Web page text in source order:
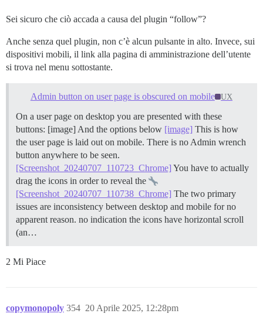
Sei sicuro che ciò accada a causa del plugin “follow”?
Anche senza quel plugin, non c’è alcun pulsante in alto. Invece, sui
dispositivi mobili, il link alla pagina di amministrazione dell’utente
si trova nel menu sottostante.
Admin button on user page is obscured on mobile UX
On a user page on desktop you are presented with these
buttons: [image] And the options below [image] This is how
the user page is laid out on mobile. There is no Admin wrench
button anywhere to be seen.
[Screenshot_20240707_110723_Chrome] You have to actually
drag the icons in order to reveal the
[Screenshot_20240707_110738_Chrome] The two primary
issues are inconsistency between desktop and mobile for no
apparent reason. no indication the icons have horizontal scroll
(an…
2 Mi Piace
copymonopoly 20 Aprile 2025, 12:28pm
354